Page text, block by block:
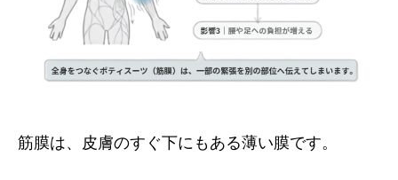
筋膜は、皮膚のすぐ下にもある薄い膜です。